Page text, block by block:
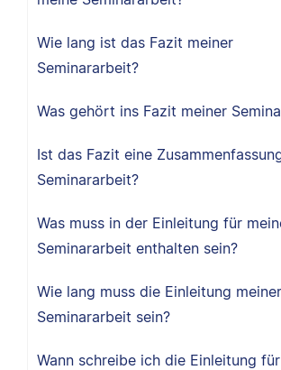
Wie lang ist das Fazit meiner
Seminararbeit?
Was gehört ins Fazit meiner
Ist das Fazit eine
Seminararbeit?
Was muss in der Einleitung für
Seminararbeit enthalten sein?
Wie lang muss die Einleitung meiner
Seminararbeit sein?
Wann schreibe ich die Einleitung